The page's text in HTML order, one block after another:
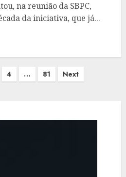
na reunião da SBPC,
da iniciativa, que já...
4 … 81 Next